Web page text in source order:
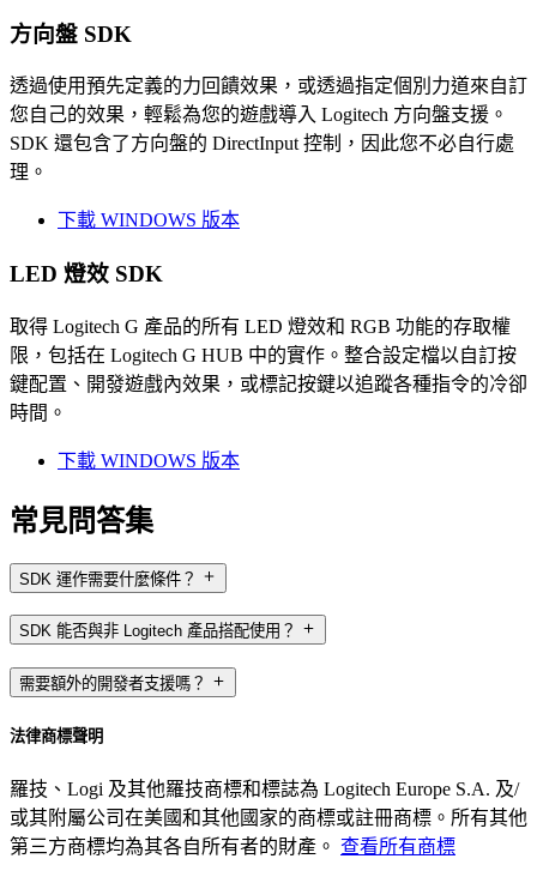
方向盤 SDK
透過使用預先定義的力回饋效果，或透過指定個別力道來自訂
您自己的效果，輕鬆為您的遊戲導入 Logitech 方向盤支援。
SDK 還包含了方向盤的 DirectInput 控制，因此您不必自行處
理。
下載 WINDOWS 版本
LED 燈效 SDK
取得 Logitech G 產品的所有 LED 燈效和 RGB 功能的存取權
限，包括在 Logitech G HUB 中的實作。整合設定檔以自訂按
鍵配置、開發遊戲內效果，或標記按鍵以追蹤各種指令的冷卻
時間。
下載 WINDOWS 版本
常見問答集
SDK 運作需要什麼條件？
SDK 能否與非 Logitech 產品搭配使用？
需要額外的開發者支援嗎？
法律商標聲明
羅技、Logi 及其他羅技商標和標誌為 Logitech Europe S.A. 及/
或其附屬公司在美國和其他國家的商標或註冊商標。所有其他
第三方商標均為其各自所有者的財產。 查看所有商標